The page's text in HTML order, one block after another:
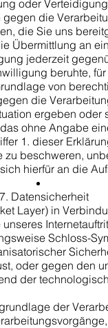
oder
gegen die
die Sie uns
Übermittlung an
jederzeit
beruhte,
von
die
ergeben
ohne Angabe
1. dieser
beschweren,
hierfür an die
7. Datensicherheit
Layer) in
Schloss-
oder gegen den
der
der